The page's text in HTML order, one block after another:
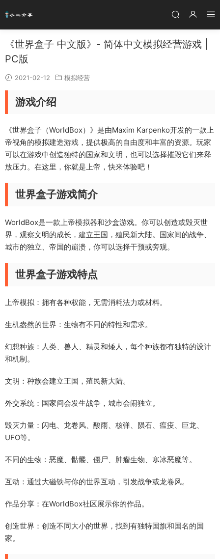
《世界盒子 中文版》- 简体中文模拟经营游戏 |
PC版
2021-02-12 模拟经营
游戏介绍
《世界盒子（WorldBox）》是由Maxim Karpenko开发的一款上
帝视角的模拟建造游戏，提供极高的自由度和丰富的资源。玩家
可以在游戏中创造独特的国家和文明，也可以选择摧毁它们来释
放压力。在这里，你就是上帝，快来体验吧！
世界盒子游戏简介
WorldBox是一款上帝模拟器和沙盒游戏。你可以创造或毁灭世
界，观察文明的成长，建立王国，殖民新大陆。国家间的战争、
城市的独立、帝国的崩溃，你可以选择干预或旁观。
世界盒子游戏特点
上帝模拟：拥有各种权能，无需消耗法力或材料。
生机盎然的世界：生物有不同的特性和需求。
幻想种族：人类、兽人、精灵和矮人，每个种族都有独特的设计
和机制。
文明：种族会建立王国，殖民新大陆。
外交系统：国家间会发生战争，城市会闹独立。
毁灭力量：闪电、龙卷风、酸雨、核弹、陨石、瘟疫、巨龙、
UFO等。
不同的生物：恶魔、骷髅、僵尸、肿瘤生物、寒冰恶魔等。
互动：通过大磁铁与你的世界互动，引发战争或龙卷风。
作品分享：在WorldBox社区展示你的作品。
创造世界：创造不同大小的世界，找到有独特国旗和国名的国
家。